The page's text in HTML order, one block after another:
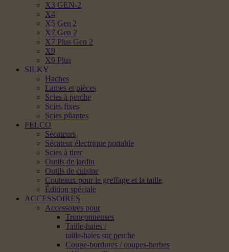
X3 GEN-2
X4
X5 Gen 2
X7 Gen 2
X7 Plus Gen 2
X9
X9 Plus
SILKY
Haches
Lames et pièces
Scies à perche
Scies fixes
Scies pliantes
FELCO
Sécateurs
Sécateur électrique portable
Scies à tirer
Outils de jardin
Outils de cuisine
Couteaux pour le greffage et la taille
Édition spéciale
ACCESSOIRES
Accessoires pour
Tronçonneuses
Taille-haies /
taille-haies sur perche
Coupe-bordures / coupes-herbes